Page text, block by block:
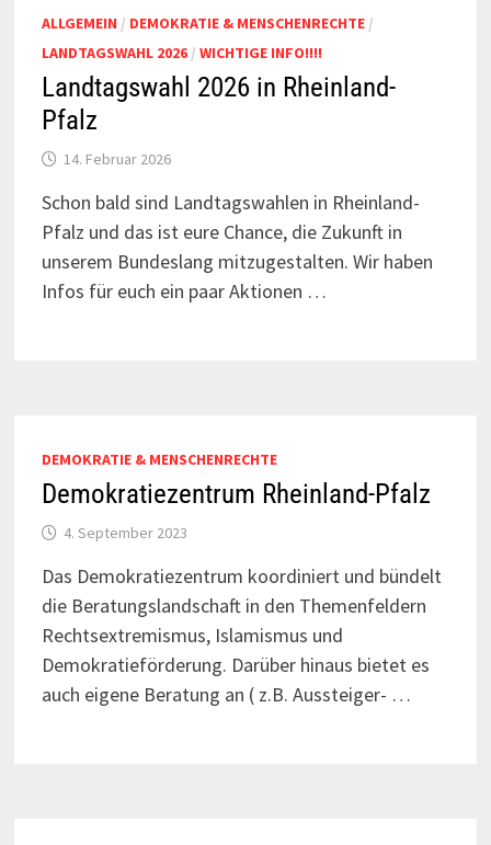
ALLGEMEIN / DEMOKRATIE & MENSCHENRECHTE/
LANDTAGSWAHL 2026/ WICHTIGE INFO!!!!
Landtagswahl 2026 in Rheinland-
Pfalz
14. Februar 2026
Schon bald sind Landtagswahlen in Rheinland-
Pfalz und das ist eure Chance, die Zukunft in
unserem Bundeslang mitzugestalten. Wir haben
Infos für euch ein paar Aktionen …
DEMOKRATIE & MENSCHENRECHTE
Demokratiezentrum Rheinland-Pfalz
4. September 2023
Das Demokratiezentrum koordiniert und bündelt
die Beratungslandschaft in den Themenfeldern
Rechtsextremismus, Islamismus und
Demokratieförderung. Darüber hinaus bietet es
auch eigene Beratung an ( z.B. Aussteiger- …